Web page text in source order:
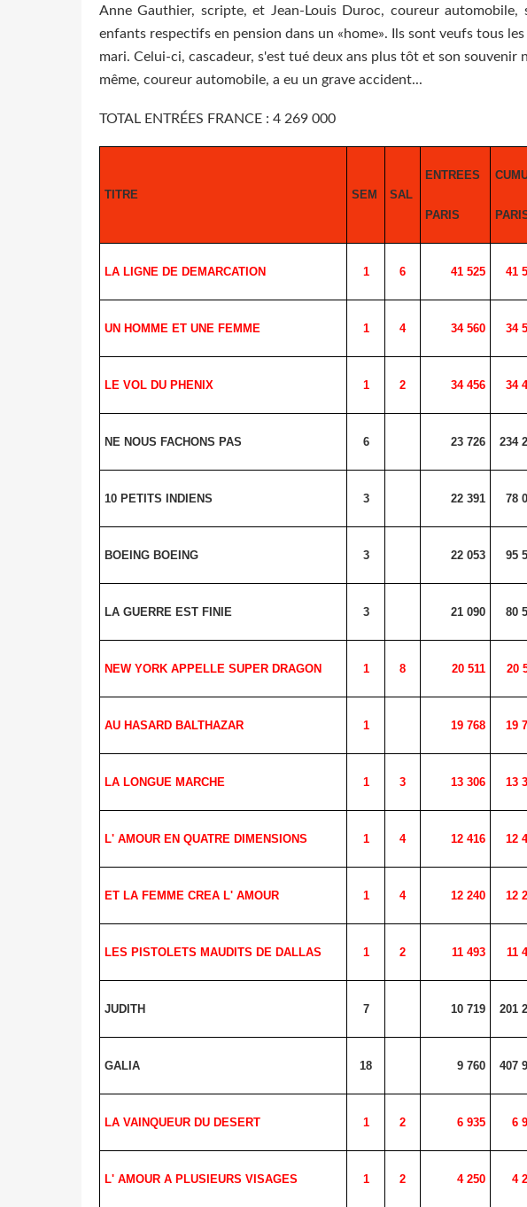
Anne Gauthier, scripte, et Jean-Louis Duroc, coureur
enfants respectifs en pension dans un «home». Ils sont veufs tous
mari. Celui-ci, cascadeur, s'est tué deux ans plus tôt et son
même, coureur automobile, a eu un grave accident...
TOTAL ENTRÉES FRANCE : 4 269 000
TITRE SEM SAL
ENTREES
PARIS
LA LIGNE DE DEMARCATION 1 6 41 525 41
UN HOMME ET UNE FEMME 1 4 34 560 34
LE VOL DU PHENIX 1 2 34 456 34
NE NOUS FACHONS PAS 6 23 726 234
10 PETITS INDIENS 3 22 391 78
BOEING BOEING 3 22 053 95
LA GUERRE EST FINIE 3 21 090 80
NEW YORK APPELLE SUPER DRAGON 1 8 20 511 20
AU HASARD BALTHAZAR 1 19 768 19
LA LONGUE MARCHE 1 3 13 306 13
L' AMOUR EN QUATRE DIMENSIONS 1 4 12 416 12
ET LA FEMME CREA L' AMOUR 1 4 12 240 12
LES PISTOLETS MAUDITS DE DALLAS 1 2 11 493 11
JUDITH 7 10 719 201
GALIA 18 9 760 407
LA VAINQUEUR DU DESERT 1 2 6 935 6
L' AMOUR A PLUSIEURS VISAGES 1 2 4 250 4